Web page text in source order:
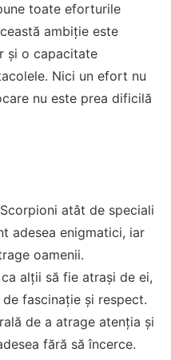
toate eforturile
ambiție este
și o capacitate
Nici un efort nu
nu este prea dificilă
atât de speciali
adesea enigmatici, iar
oamenii.
alții să fie atrași de ei,
fascinație și respect.
de a atrage atenția și
fără să încerce.